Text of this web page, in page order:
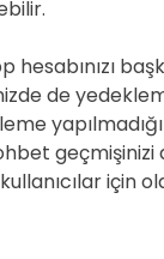
hesabınızı
de
için